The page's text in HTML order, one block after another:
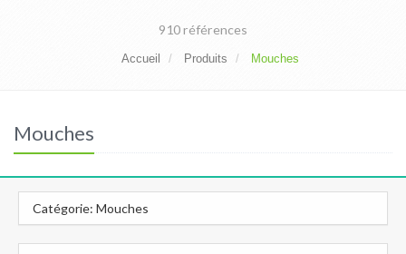
910 références
Accueil Produits Mouches
Mouches
Catégorie: Mouches